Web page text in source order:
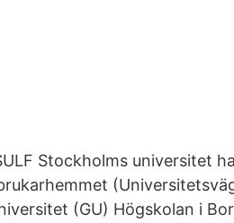
Stockholms universitet
(GU) Högskolan i